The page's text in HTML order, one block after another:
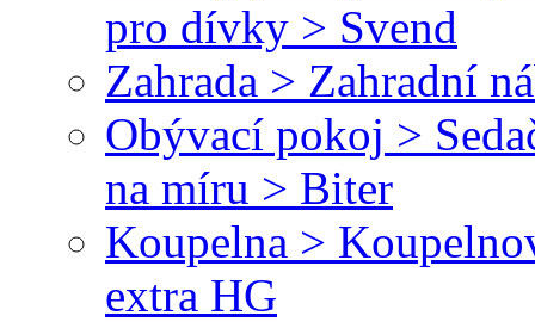
pro dívky > Svend
Zahrada > Zahradní
Obývací pokoj >
na míru > Biter
Koupelna >
extra HG